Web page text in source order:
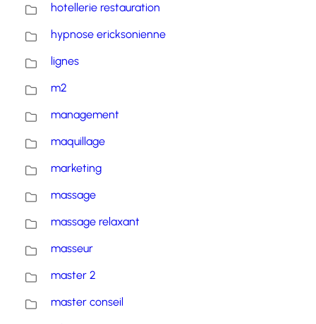
hotellerie restauration
hypnose ericksonienne
lignes
m2
management
maquillage
marketing
massage
massage relaxant
masseur
master 2
master conseil